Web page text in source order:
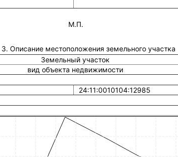
М.П.
3. Описание местоположения земельного участка
Земельный участок
вид объекта недвижимости
24:11:0010104:12985